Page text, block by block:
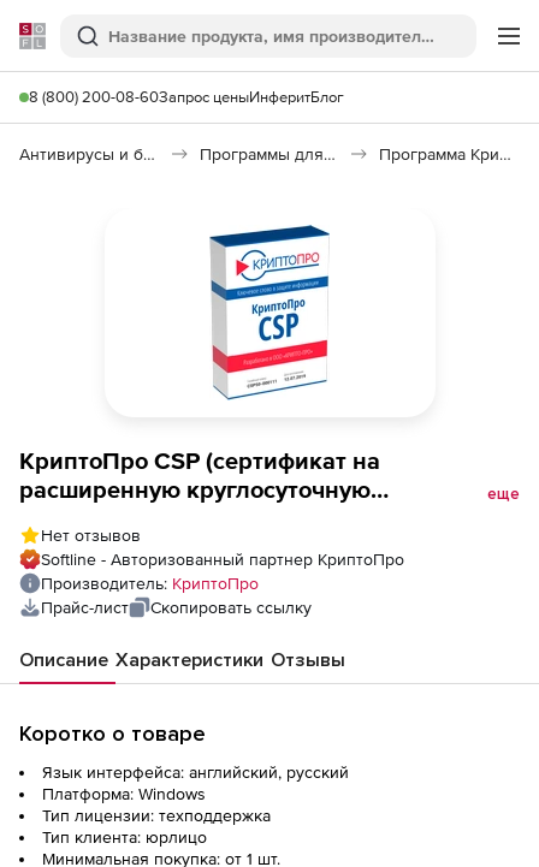
Softline
Поиск
8 (800) 200-08-60Запрос ценыИнферитБлог
Антивирусы и безопасность Программы для защиты информации Программа КриптоПро CSP
КриптоПро CSP (сертификат на
расширенную круглосуточную
КС3 на одном TLS-сервере Astra Linux
Special Edition (Номер ЕРРП: 4332) до 5 000
одновременных подключений сроком на 1
еще
Нет отзывов
Softline - Авторизованный партнер КриптоПро
Производитель: КриптоПро
Прайс-лист
Скопировать ссылку
Описание Характеристики Отзывы
Коротко о товаре
Язык интерфейса: английский, русский
Платформа: Windows
Тип лицензии: техподдержка
Тип клиента: юрлицо
Минимальная покупка: от 1 шт.